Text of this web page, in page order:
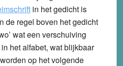
in het gedicht is
de regel boven het gedicht
wat een verschuiving
het alfabet, wat blijkbaar
op het volgende